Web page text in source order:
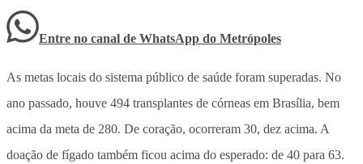
Entre no canal de WhatsApp do Metrópoles
As metas locais do sistema público de saúde foram superadas. No
ano passado, houve 494 transplantes de córneas em Brasília, bem
acima da meta de 280. De coração, ocorreram 30, dez acima. A
doação de fígado também ficou acima do esperado: de 40 para 63.